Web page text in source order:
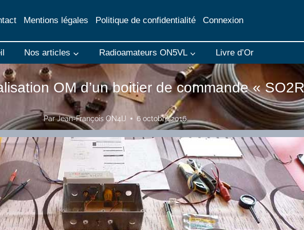
Mentions légales Politique de confidentialité Connexion
Nos articles Radioamateurs ON5VL Livre d’Or
OM d’un boitier de commande «
ParJean-François ON4IJ 6 octobre 2016